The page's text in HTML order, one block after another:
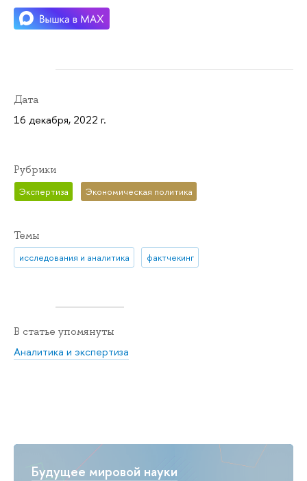
Будущее мировой науки
Дата
16 декабря, 2022 г.
Рубрики
Экспертиза Экономическая политика
Темы
исследования и аналитика фактчекинг
В статье упомянуты
Аналитика и экспертиза